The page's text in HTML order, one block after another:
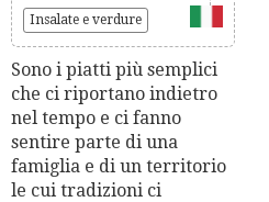
Insalate e verdure
Sono i piatti più semplici
che ci riportano indietro
nel tempo e ci fanno
sentire parte di una
famiglia e di un territorio
le cui tradizioni ci